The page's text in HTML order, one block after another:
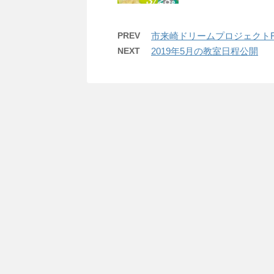
PREV 市来崎ドリームプロジェクト
NEXT 2019年5月の教室日程公開